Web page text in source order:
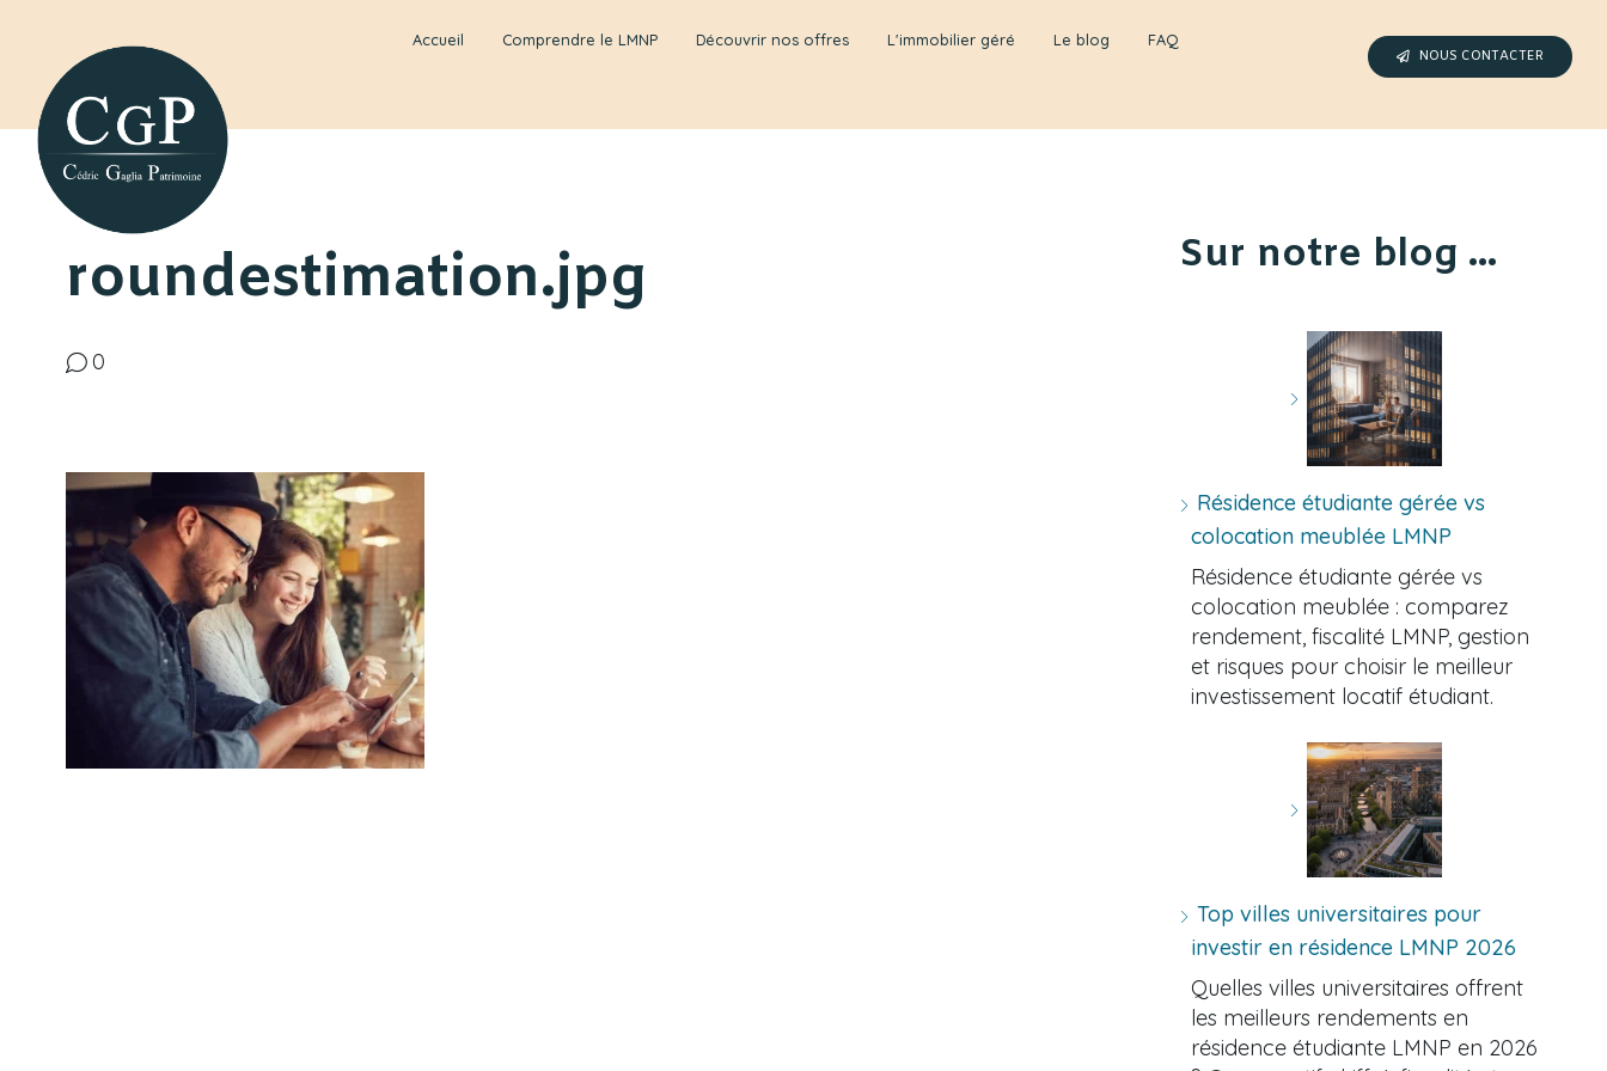
Accueil Comprendre le LMNP Découvrir nos offres L'immobilier géré Le blog FAQ
NOUS CONTACTER
roundestimation.jpg
0
Sur notre blog ...
Résidence étudiante gérée vs
colocation meublée LMNP
Résidence étudiante gérée vs
colocation meublée : comparez
rendement, fiscalité LMNP, gestion
et risques pour choisir le meilleur
investissement locatif étudiant.
Top villes universitaires pour
investir en résidence LMNP 2026
Quelles villes universitaires offrent
les meilleurs rendements en
résidence étudiante LMNP en 2026